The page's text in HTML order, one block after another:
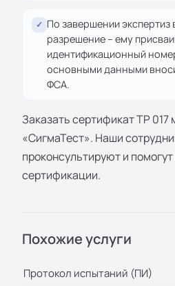
✓ По завершении экспертиз
разрешение – ему
идентификационный
основными данными
ФСА.
Заказать сертификат ТР 017
«СигмаТест». Наши
проконсультируют и
сертификации.
Похожие услуги
Протокол испытаний (ПИ)